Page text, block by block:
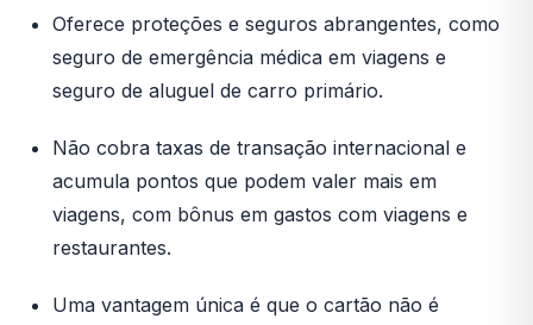
Oferece proteções e seguros abrangentes, como
seguro de emergência médica em viagens e
seguro de aluguel de carro primário.
Não cobra taxas de transação internacional e
acumula pontos que podem valer mais em
viagens, com bônus em gastos com viagens e
restaurantes.
Uma vantagem única é que o cartão não é